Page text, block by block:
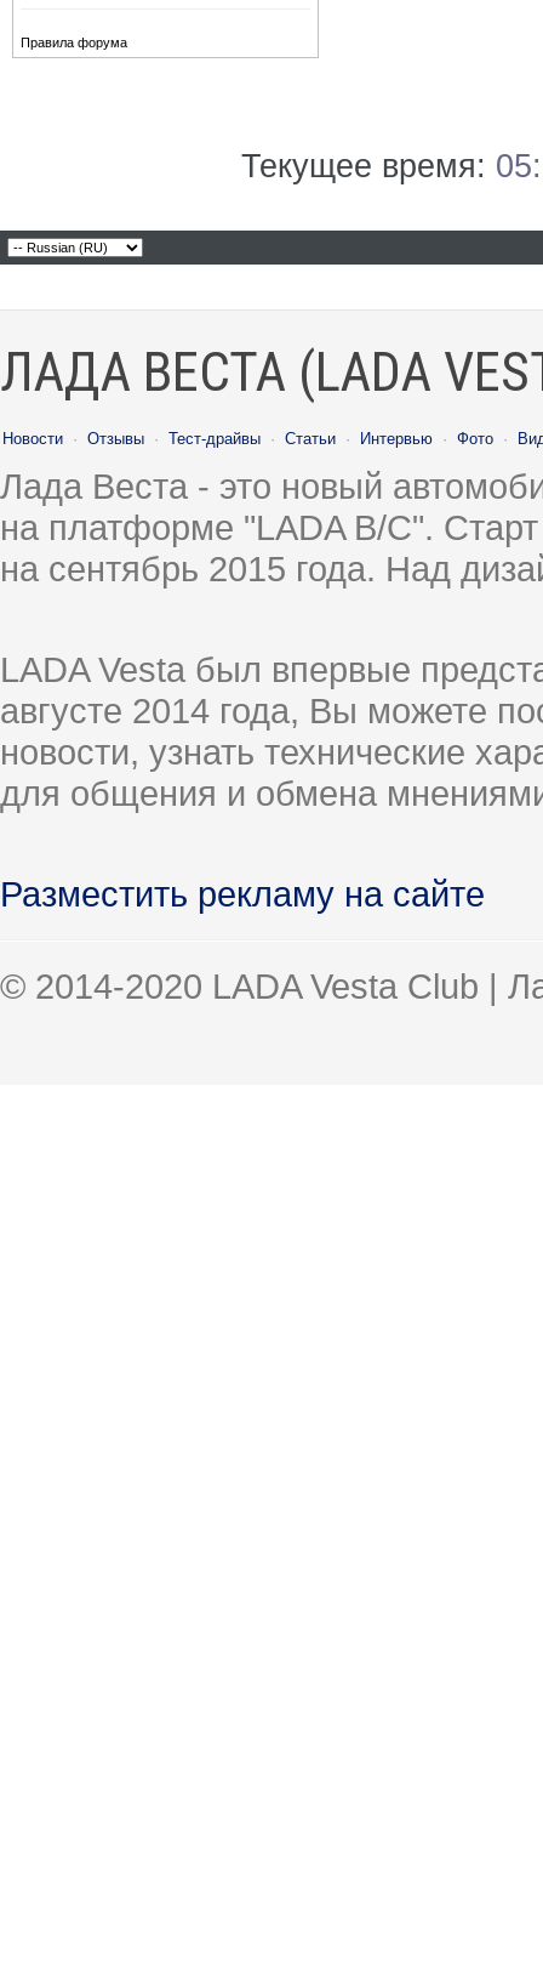
Правила форума
Текущее время:
ЛАДА ВЕСТА (LADA
Новости · Отзывы · Тест-драйвы · Статьи · Интервью · Фото ·
Лада Веста - это новый
на платформе "LADA B/C".
на сентябрь 2015 года. Над
LADA Vesta был впервые
августе 2014 года, Вы можете
новости, узнать технические
для общения и обмена
Разместить рекламу на сайте
© 2014-2020 LADA Vesta Club |